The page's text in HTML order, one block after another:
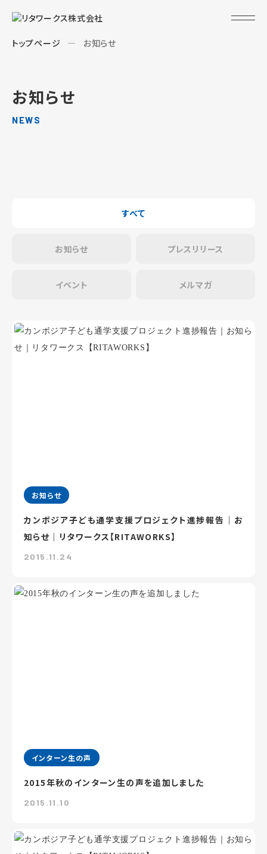
トップページ お知らせ
お知らせ
NEWS
すべて
お知らせ プレスリリース
イベント メルマガ
お知らせ
カンボジア子ども通学支援プロジェクト進捗報告｜お
知らせ｜リタワークス【RITAWORKS】
2015.11.24
インターン生の声
2015年秋のインターン生の声を追加しました
2015.11.10